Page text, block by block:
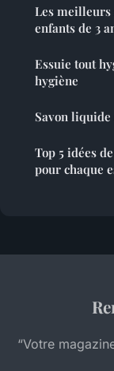
Les meilleurs
enfants de 3
Essuie tout
hygiène
Savon
Top 5 idées
pour chaque
“Votre